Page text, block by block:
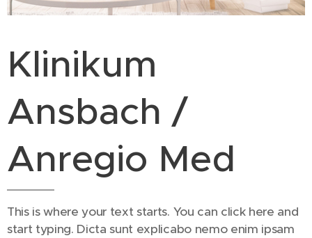
Klinikum
Ansbach /
Anregio Med
This is where your text starts. You can click here and
start typing. Dicta sunt explicabo nemo enim ipsam